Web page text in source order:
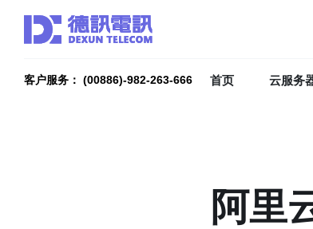
客户服务： (00886)-982-263-666 首页 云服务
阿里